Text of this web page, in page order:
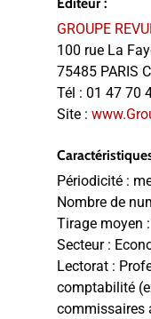
Editeur :
GROUPE
100 rue La
75485 PARIS
Tél : 01 47 70
Site :
Périodicité :
Nombre de
Tirage moyen :
Secteur :
Lectorat :
comptabilité
commissaires